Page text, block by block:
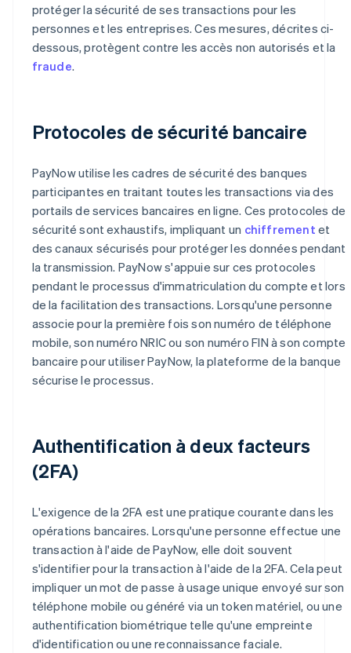
protéger la sécurité de ses transactions pour les
personnes et les entreprises. Ces mesures, décrites ci-
dessous, protègent contre les accès non autorisés et la
fraude.
Protocoles de sécurité bancaire
PayNow utilise les cadres de sécurité des banques
participantes en traitant toutes les transactions via des
portails de services bancaires en ligne. Ces protocoles de
sécurité sont exhaustifs, impliquant un chiffrement et
des canaux sécurisés pour protéger les données pendant
la transmission. PayNow s'appuie sur ces protocoles
pendant le processus d'immatriculation du compte et lors
de la facilitation des transactions. Lorsqu'une personne
associe pour la première fois son numéro de téléphone
mobile, son numéro NRIC ou son numéro FIN à son compte
bancaire pour utiliser PayNow, la plateforme de la banque
sécurise le processus.
Authentification à deux facteurs
(2FA)
L'exigence de la 2FA est une pratique courante dans les
opérations bancaires. Lorsqu'une personne effectue une
transaction à l'aide de PayNow, elle doit souvent
s'identifier pour la transaction à l'aide de la 2FA. Cela peut
impliquer un mot de passe à usage unique envoyé sur son
téléphone mobile ou généré via un token matériel, ou une
authentification biométrique telle qu'une empreinte
d'identification ou une reconnaissance faciale.